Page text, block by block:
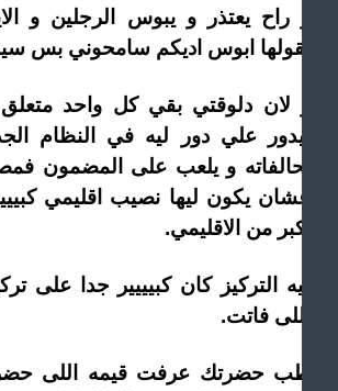
راح يعتذر و يبوس الرجلين و
ابوس اديكم سامحوني بس
لان دلوقتي بقي كل واحد متعلق
علي دور ليه في النظام الجديد
و يلعب على المضمون فمصر
يكون ليها نصيب اقليمي كبيييير
من الاقليمي.
التركيز كان كبيييير جدا على تركيع
فاتت.
حضرتك عرفت قيمه اللى حضرتك